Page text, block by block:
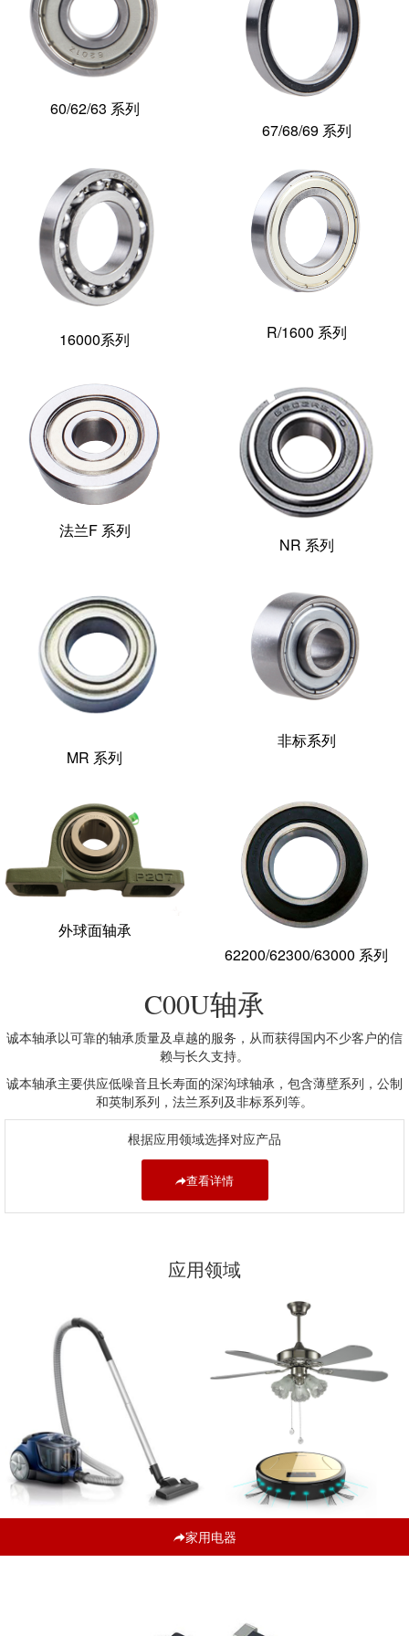
60/62/63 系列
67/68/69 系列
16000系列 R/1600 系列
法兰F 系列
NR 系列
MR 系列
非标系列
外球面轴承
62200/62300/63000 系列
C00U轴承
诚本轴承以可靠的轴承质量及卓越的服务，从而获得国内不少客户的信
赖与长久支持。
诚本轴承主要供应低噪音且长寿面的深沟球轴承，包含薄壁系列，公制
和英制系列，法兰系列及非标系列等。
根据应用领域选择对应产品
查看详情
应用领域
家用电器